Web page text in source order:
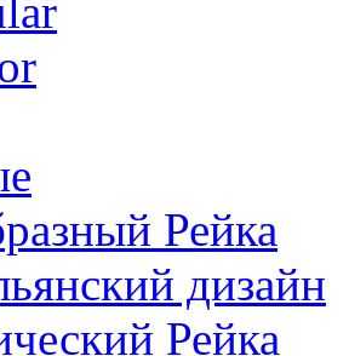
Рейка
дизайн
Рейка